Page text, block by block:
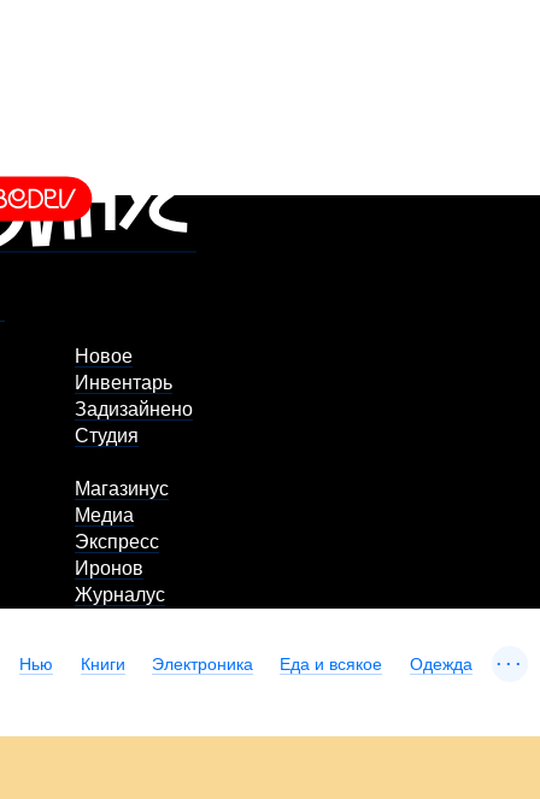
Новое
Инвентарь
Задизайнено
Студия
Магазинус
Медиа
Экспресс
Иронов
Журналус
Нью Книги Электроника Еда и всякое Одежда ...